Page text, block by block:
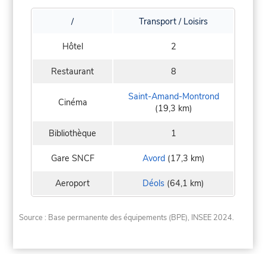
/ Transport / Loisirs
Hôtel 2
Restaurant 8
Cinéma
Saint-Amand-Montrond
(19,3 km)
Bibliothèque 1
Gare SNCF Avord(17,3 km)
Aeroport Déols (64,1 km)
Source : Base permanente des équipements (BPE), INSEE 2024.